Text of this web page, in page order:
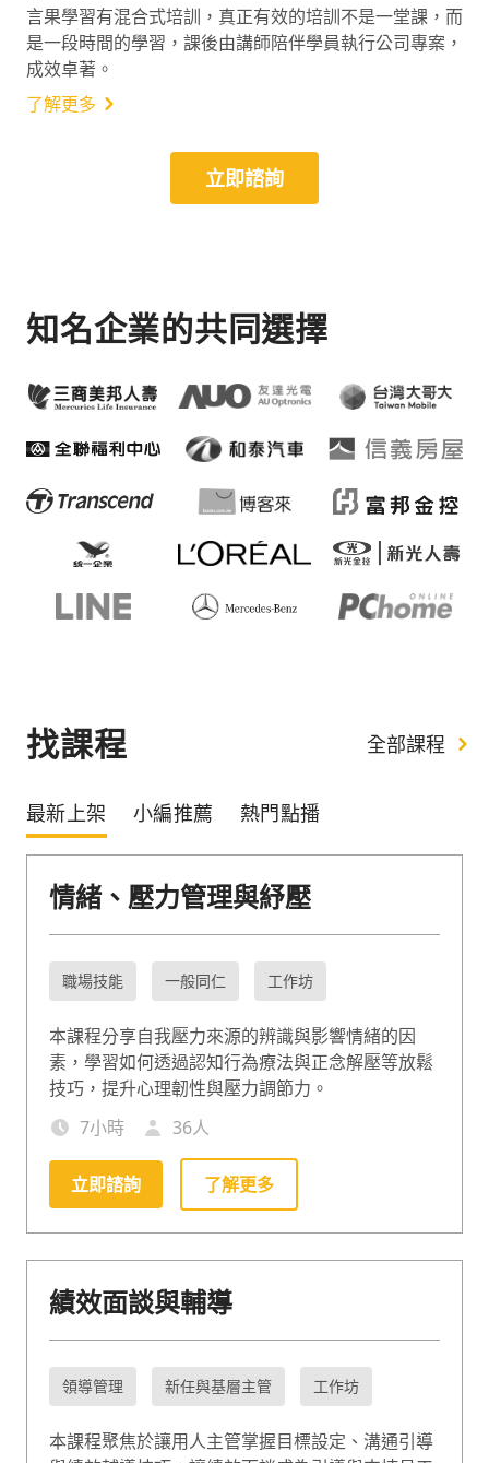
言果學習有混合式培訓，真正有效的培訓不是一堂課，而
是一段時間的學習，課後由講師陪伴學員執行公司專案，
成效卓著。
了解更多
立即諮詢
知名企業的共同選擇
找課程 全部課程
最新上架 小編推薦 熱門點播
情緒、壓力管理與紓壓
職場技能 一般同仁 工作坊
本課程分享自我壓力來源的辨識與影響情緒的因
素，學習如何透過認知行為療法與正念解壓等放鬆
技巧，提升心理韌性與壓力調節力。
7小時 36人
立即諮詢 了解更多
績效面談與輔導
領導管理 新任與基層主管 工作坊
本課程聚焦於讓用人主管掌握目標設定、溝通引導